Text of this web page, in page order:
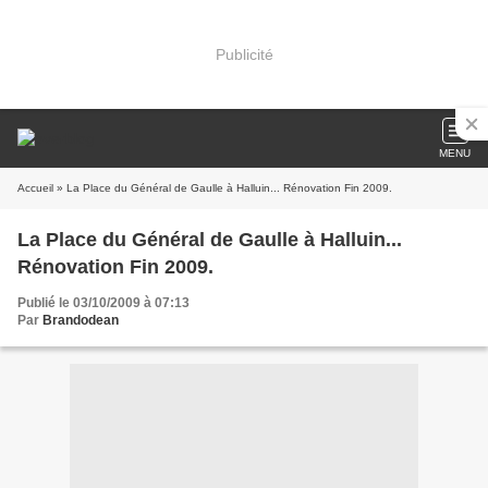
Publicité
MENU
Accueil » La Place du Général de Gaulle à Halluin... Rénovation Fin 2009.
La Place du Général de Gaulle à Halluin...
Rénovation Fin 2009.
Publié le 03/10/2009 à 07:13
Par Brandodean